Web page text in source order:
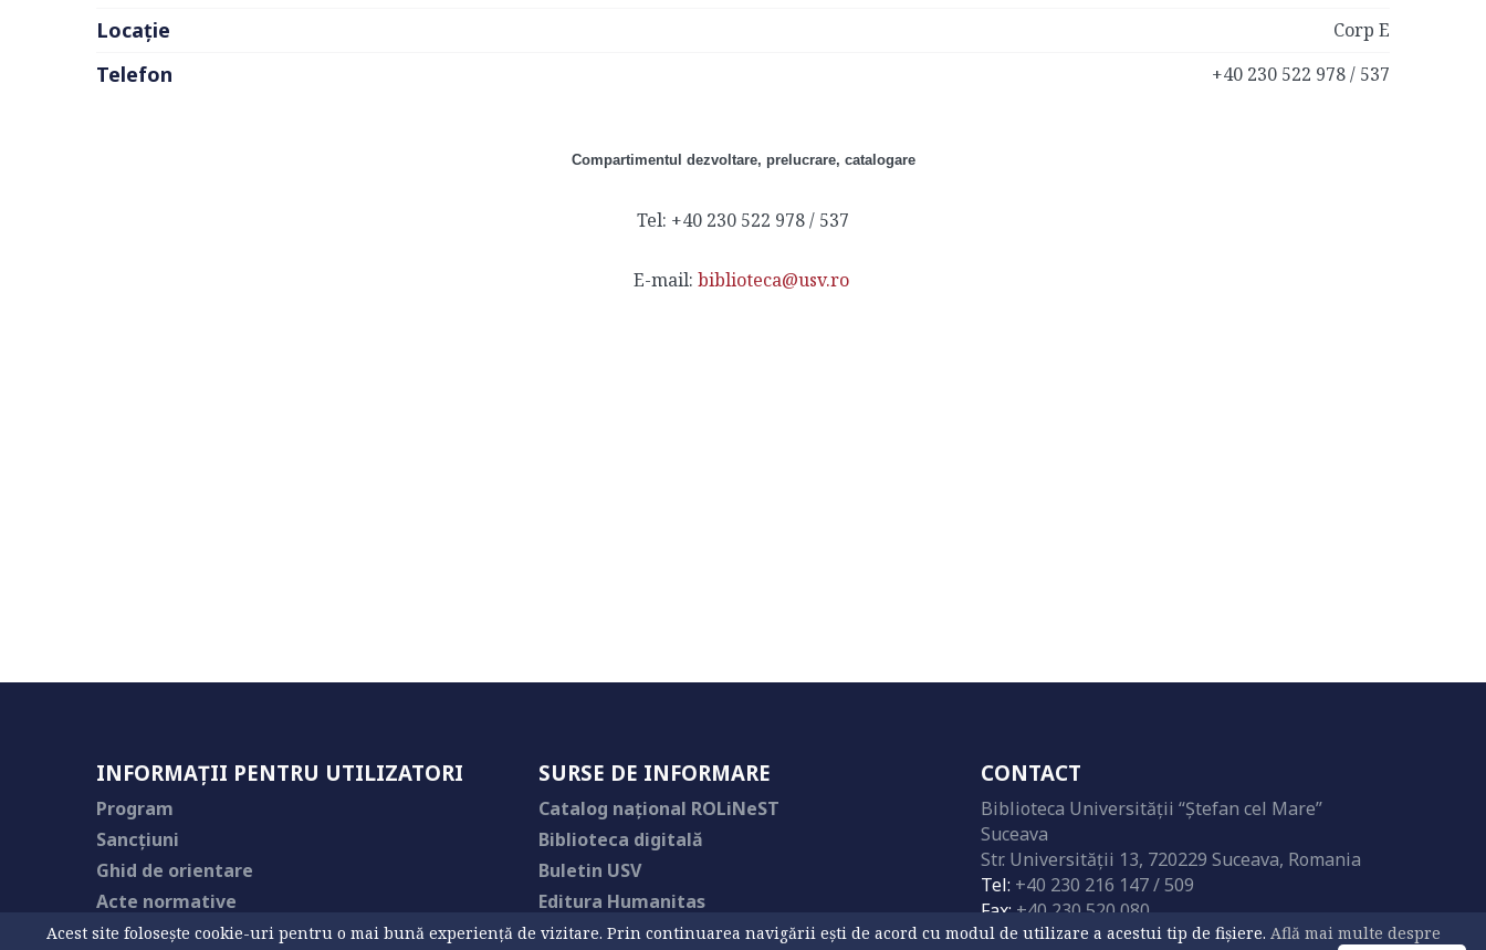
Locație Corp E
Telefon +40 230 522 978 / 537
Compartimentul dezvoltare, prelucrare, catalogare
Tel: +40 230 522 978 / 537
E-mail: biblioteca@usv.ro
INFORMAȚII PENTRU UTILIZATORI
Program
Sancțiuni
Ghid de orientare
Acte normative
SURSE DE INFORMARE
Catalog național ROLiNeST
Biblioteca digitală
Buletin USV
Editura Humanitas
CONTACT
Biblioteca Universităţii “Ştefan cel Mare”
Suceava
Str. Universităţii 13, 720229 Suceava, Romania
Tel: +40 230 216 147 / 509
Fax: +40 230 520 080
Email:biblioteca@usv.ro
Acest site folosește cookie-uri pentru o mai bună experiență de vizitare. Prin continuarea navigării ești de acord cu modul de utilizare a acestui tip de fișiere. Află mai multe despre